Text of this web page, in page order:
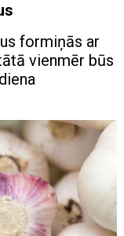
formiņās ar
vienmēr būs